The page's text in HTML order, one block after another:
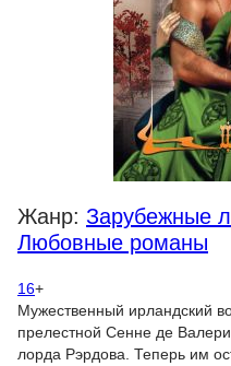
Жанр: Зарубежные
Любовные романы
16+
Мужественный ирландский
прелестной Сенне де
лорда Рэрдова. Теперь им